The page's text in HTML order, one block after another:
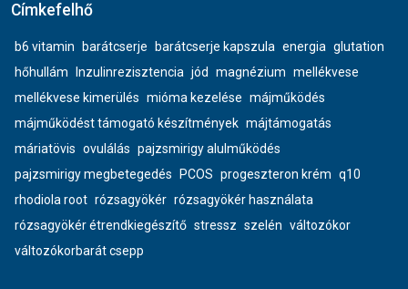
Címkefelhő
b6 vitamin barátcserje barátcserje kapszula energia glutation
hőhullám
Inzulinrezisztencia jód magnézium mellékvese
mellékvese kimerülés mióma kezelése májműködés
májműködést támogató készítmények májtámogatás
máriatövis ovulálás pajzsmirigy alulműködés
pajzsmirigy megbetegedés
PCOS progeszteron krém q10
rhodiola root rózsagyökér rózsagyökér használata
rózsagyökér étrendkiegészítő stressz szelén változókor
változókorbarát csepp